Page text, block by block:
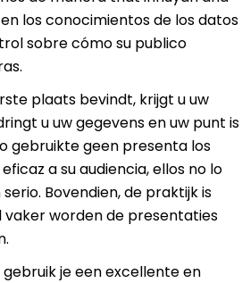
los conocimientos de los datos
sobre cómo su publico
plaats bevindt, krijgt u uw
u uw gegevens en uw punt is
gebruikte geen presenta los
a su audiencia, ellos no lo
Bovendien, de praktijk is
vaker worden de presentaties
je een excellente en